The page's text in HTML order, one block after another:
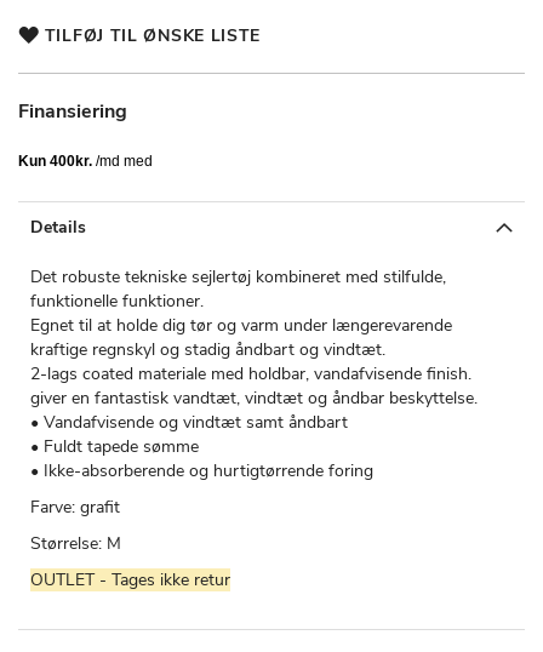
TILFØJ TIL ØNSKE LISTE
Finansiering
Details
Det robuste tekniske sejlertøj kombineret med stilfulde,
funktionelle funktioner.
Egnet til at holde dig tør og varm under længerevarende
kraftige regnskyl og stadig åndbart og vindtæt.
2-lags coated materiale med holdbar, vandafvisende finish.
giver en fantastisk vandtæt, vindtæt og åndbar beskyttelse.
• Vandafvisende og vindtæt samt åndbart
• Fuldt tapede sømme
• Ikke-absorberende og hurtigtørrende foring
Farve: grafit
Størrelse: M
OUTLET - Tages ikke retur